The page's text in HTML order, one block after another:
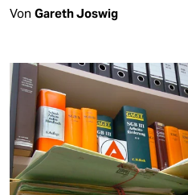
Von Gareth Joswig